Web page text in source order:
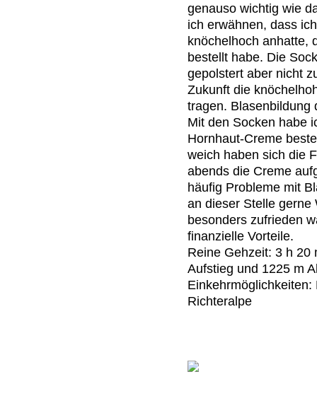
genauso wichtig wie
ich erwähnen, dass
knöchelhoch anhatte,
bestellt habe. Die
gepolstert aber nicht
Zukunft die
tragen. Blasenbildung
Mit den Socken habe
Hornhaut-Creme
weich haben sich die
abends die Creme
häufig Probleme mit
an dieser Stelle gerne
besonders zufrieden
finanzielle Vorteile.
Reine Gehzeit: 3 h 20
Aufstieg und 1225 m
Richteralpe